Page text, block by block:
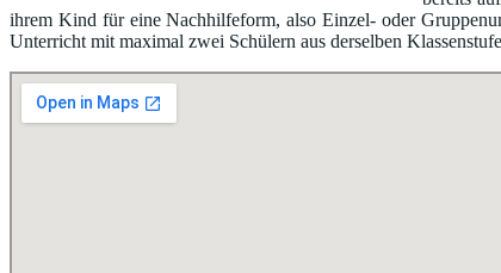
ihrem Kind für eine Nachhilfeform, also Einzel- oder
Unterricht mit maximal zwei Schülern aus derselben